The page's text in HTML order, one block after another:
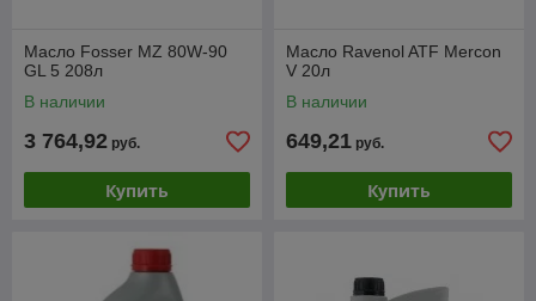
Масло Fosser MZ 80W-90
GL 5 208л
В наличии
3 764,92 руб.
Купить
Масло Ravenol ATF Mercon
V 20л
В наличии
649,21 руб.
Купить